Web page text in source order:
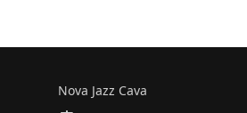
Nova Jazz Cava